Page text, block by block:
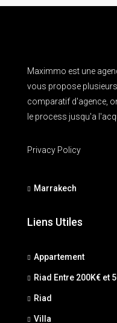
Maximmo est une
vous propose
comparatif d'agence,
le process jusqu'a
Privacy Policy
Marrakech
Liens Utiles
Appartement
Riad Entre 200K€ et
Riad
Villa